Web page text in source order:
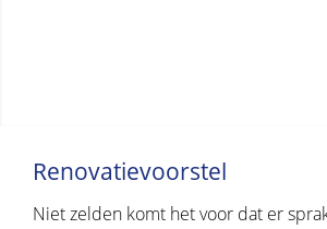
Renovatievoorstel
Niet zelden komt het voor dat er